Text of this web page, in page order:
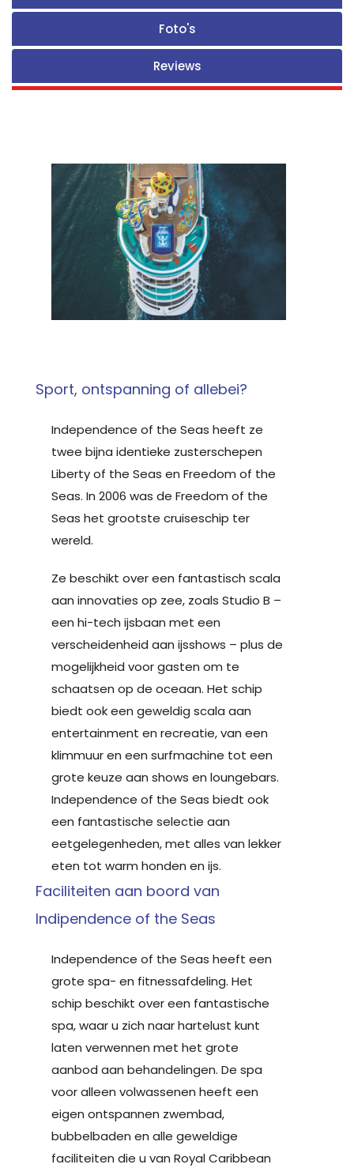
Foto's
Reviews
Sport, ontspanning of allebei?
Independence of the Seas heeft ze
twee bijna identieke zusterschepen
Liberty of the Seas en Freedom of the
Seas. In 2006 was de Freedom of the
Seas het grootste cruiseschip ter
wereld.
Ze beschikt over een fantastisch scala
aan innovaties op zee, zoals Studio B –
een hi-tech ijsbaan met een
verscheidenheid aan ijsshows – plus de
mogelijkheid voor gasten om te
schaatsen op de oceaan. Het schip
biedt ook een geweldig scala aan
entertainment en recreatie, van een
klimmuur en een surfmachine tot een
grote keuze aan shows en loungebars.
Independence of the Seas biedt ook
een fantastische selectie aan
eetgelegenheden, met alles van lekker
eten tot warm honden en ijs.
Faciliteiten aan boord van
Indipendence of the Seas
Independence of the Seas heeft een
grote spa- en fitnessafdeling. Het
schip beschikt over een fantastische
spa, waar u zich naar hartelust kunt
laten verwennen met het grote
aanbod aan behandelingen. De spa
voor alleen volwassenen heeft een
eigen ontspannen zwembad,
bubbelbaden en alle geweldige
faciliteiten die u van Royal Caribbean